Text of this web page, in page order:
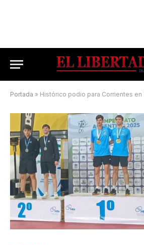
Portada » Histórico podio para Corrientes en